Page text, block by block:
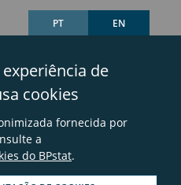
PT EN
de
cookies
fornecida por
a
do BPstat.